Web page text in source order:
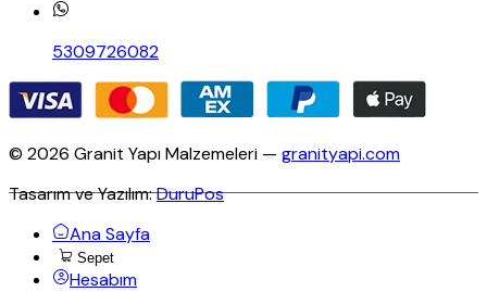
5309726082
© 2026 Granit Yapı Malzemeleri — granityapi.com
Tasarım ve Yazılım:DuruPos
Ana Sayfa
Sepet
Hesabım